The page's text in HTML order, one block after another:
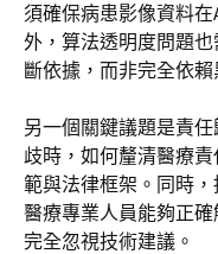
須確保病患影像資料
外，算法透明度問題
斷依據，而非完全依賴
另一個關鍵議題是責
歧時，如何釐清醫療
範與法律框架。同時
醫療專業人員能夠正
完全忽視技術建議。